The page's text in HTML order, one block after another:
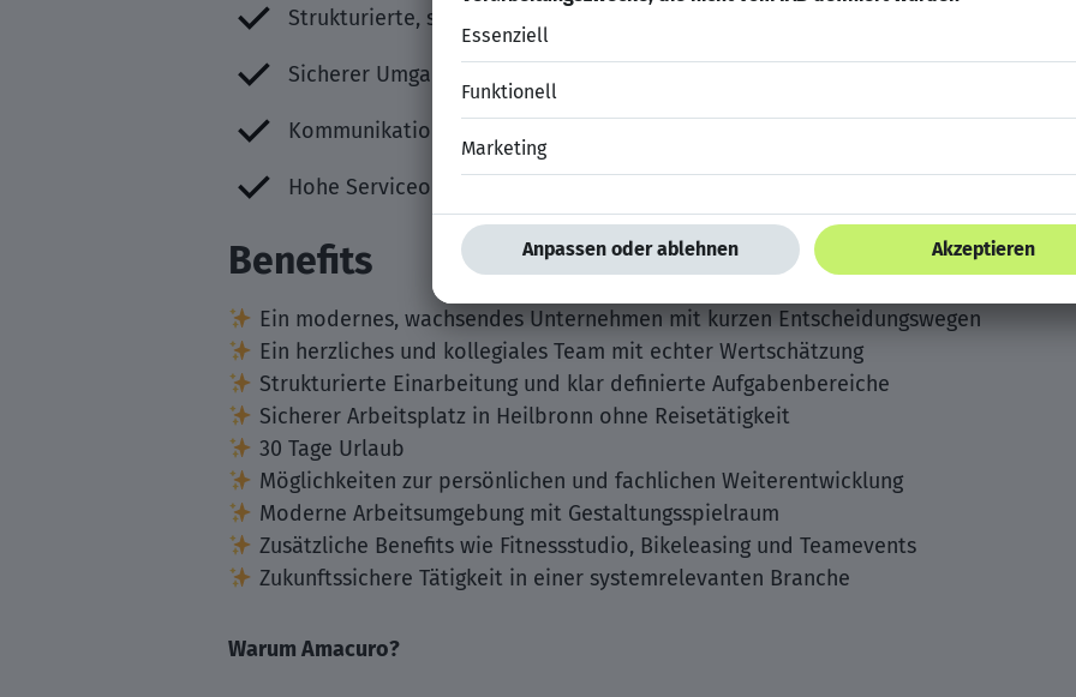
Strukturierte, sorgfältige und eigenständige Arbeitsweise
Sicherer Umgang mit MS Office und digitalen Systemen
Kommunikationsstärke, Organisationstalent und Teamgeist
Hohe Serviceorientierung und Verantwortungsbewusstsein
Benefits
Ein modernes, wachsendes Unternehmen mit kurzen Entscheidungswegen
Ein herzliches und kollegiales Team mit echter Wertschätzung
Strukturierte Einarbeitung und klar definierte Aufgabenbereiche
Sicherer Arbeitsplatz in Heilbronn ohne Reisetätigkeit
30 Tage Urlaub
Möglichkeiten zur persönlichen und fachlichen Weiterentwicklung
Moderne Arbeitsumgebung mit Gestaltungsspielraum
Zusätzliche Benefits wie Fitnessstudio, Bikeleasing und Teamevents
Zukunftssichere Tätigkeit in einer systemrelevanten Branche
Warum Amacuro?